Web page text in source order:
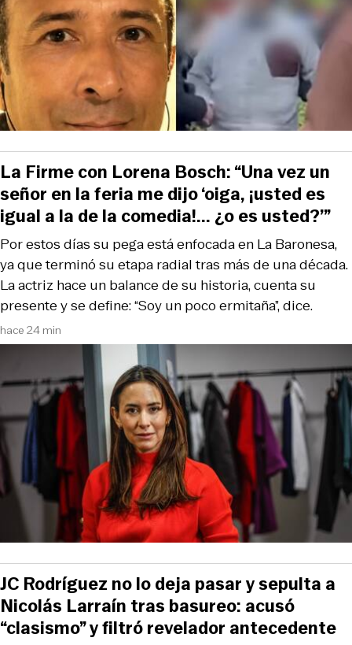
hace 24 min
Por estos días su pega está enfocada en La Baronesa,
ya que terminó su etapa radial tras más de una década.
La actriz hace un balance de su historia, cuenta su
presente y se define: “Soy un poco ermitaña”, dice.
La Firme con Lorena Bosch: “Una vez un
señor en la feria me dijo ‘oiga, ¡usted es
igual a la de la comedia!... ¿o es usted?’”
JC Rodríguez no lo deja pasar y sepulta a
Nicolás Larraín tras basureo: acusó
“clasismo” y filtró revelador antecedente